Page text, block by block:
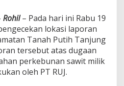
Rohil– Pada hari ini Rabu 19
lokasi laporan
Tanah Putih Tanjung
tersebut atas dugaan
perkebunan sawit milik
oleh PT RUJ.